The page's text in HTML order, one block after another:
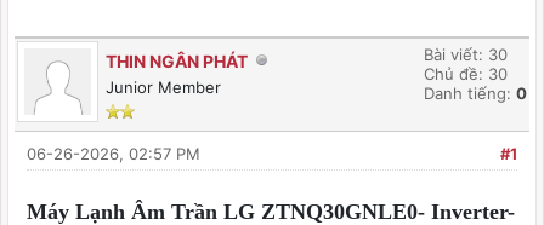
THIN NGÂN PHÁT
Junior Member
Bài viết: 30
Chủ đề: 30
Danh tiếng: 0
#1
06-26-2026, 02:57 PM
Máy Lạnh Âm Trần LG ZTNQ30GNLE0- Inverter-